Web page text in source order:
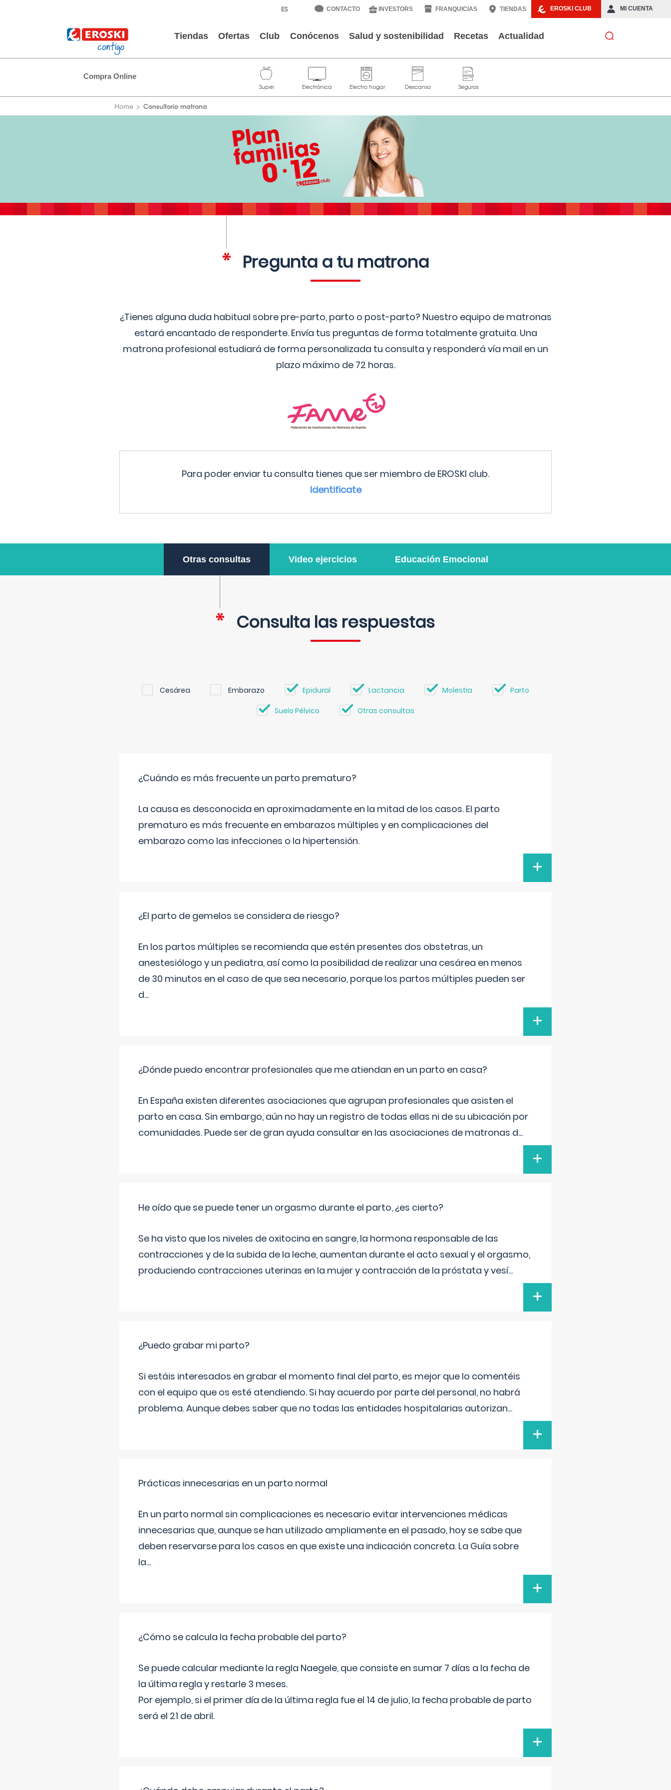
EROSKI CLUB MI CUENTA
CONTACTO INVESTORS FRANQUICIAS TIENDAS
Tiendas Ofertas Club Conócenos Salud y sostenibilidad Recetas Actualidad
Compra Online
Home Consultorio matrona
Pregunta a tu matrona
¿Tienes alguna duda habitual sobre pre-parto, parto o post-parto? Nuestro equipo de matronas
estará encantado de responderte. Envía tus preguntas de forma totalmente gratuita. Una
matrona profesional estudiará de forma personalizada tu consulta y responderá vía mail en un
plazo máximo de 72 horas.
Para poder enviar tu consulta tienes que ser miembro de EROSKI club.
Identificate
Otras consultas Video ejercicios Educación Emocional
Consulta las respuestas
Cesárea Embarazo Epidural Lactancia Molestia Parto
Suelo Pélvico Otras consultas
¿Cuándo es más frecuente un parto prematuro?
La causa es desconocida en aproximadamente en la mitad de los casos. El parto
prematuro es más frecuente en embarazos múltiples y en complicaciones del
embarazo como las infecciones o la hipertensión.
+
¿El parto de gemelos se considera de riesgo?
En los partos múltiples se recomienda que estén presentes dos obstetras, un
anestesiólogo y un pediatra, así como la posibilidad de realizar una cesárea en menos
de 30 minutos en el caso de que sea necesario, porque los partos múltiples pueden ser
d...
+
¿Dónde puedo encontrar profesionales que me atiendan en un parto en casa?
En España existen diferentes asociaciones que agrupan profesionales que asisten el
parto en casa. Sin embargo, aún no hay un registro de todas ellas ni de su ubicación por
comunidades. Puede ser de gran ayuda consultar en las asociaciones de matronas d...
+
He oído que se puede tener un orgasmo durante el parto, ¿es cierto?
Se ha visto que los niveles de oxitocina en sangre, la hormona responsable de las
contracciones y de la subida de la leche, aumentan durante el acto sexual y el orgasmo,
produciendo contracciones uterinas en la mujer y contracción de la próstata y vesí...
+
¿Puedo grabar mi parto?
Si estáis interesados en grabar el momento final del parto, es mejor que lo comentéis
con el equipo que os esté atendiendo. Si hay acuerdo por parte del personal, no habrá
problema. Aunque debes saber que no todas las entidades hospitalarias autorizan...
+
Prácticas innecesarias en un parto normal
En un parto normal sin complicaciones es necesario evitar intervenciones médicas
innecesarias que, aunque se han utilizado ampliamente en el pasado, hoy se sabe que
deben reservarse para los casos en que existe una indicación concreta. La Guía sobre
la...
+
¿Cómo se calcula la fecha probable del parto?
Se puede calcular mediante la regla Naegele, que consiste en sumar 7 días a la fecha de
la última regla y restarle 3 meses.
Por ejemplo, si el primer día de la última regla fue el 14 de julio, la fecha probable de parto
será el 21 de abril.
+